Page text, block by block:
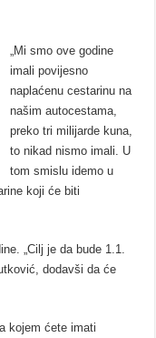
„Mi smo ove godine
imali povijesno
naplaćenu cestarinu na
našim autocestama,
preko tri milijarde kuna,
to nikad nismo imali. U
tom smislu idemo u
koji će biti
„Cilj je da bude 1.1.
dodavši da će
kojem ćete imati